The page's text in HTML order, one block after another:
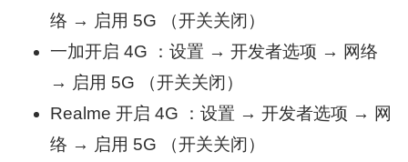
络 → 启用 5G （开关关闭）
一加开启 4G ：设置 → 开发者选项 → 网络
→ 启用 5G （开关关闭）
Realme 开启 4G ：设置 → 开发者选项 → 网
络 → 启用 5G （开关关闭）